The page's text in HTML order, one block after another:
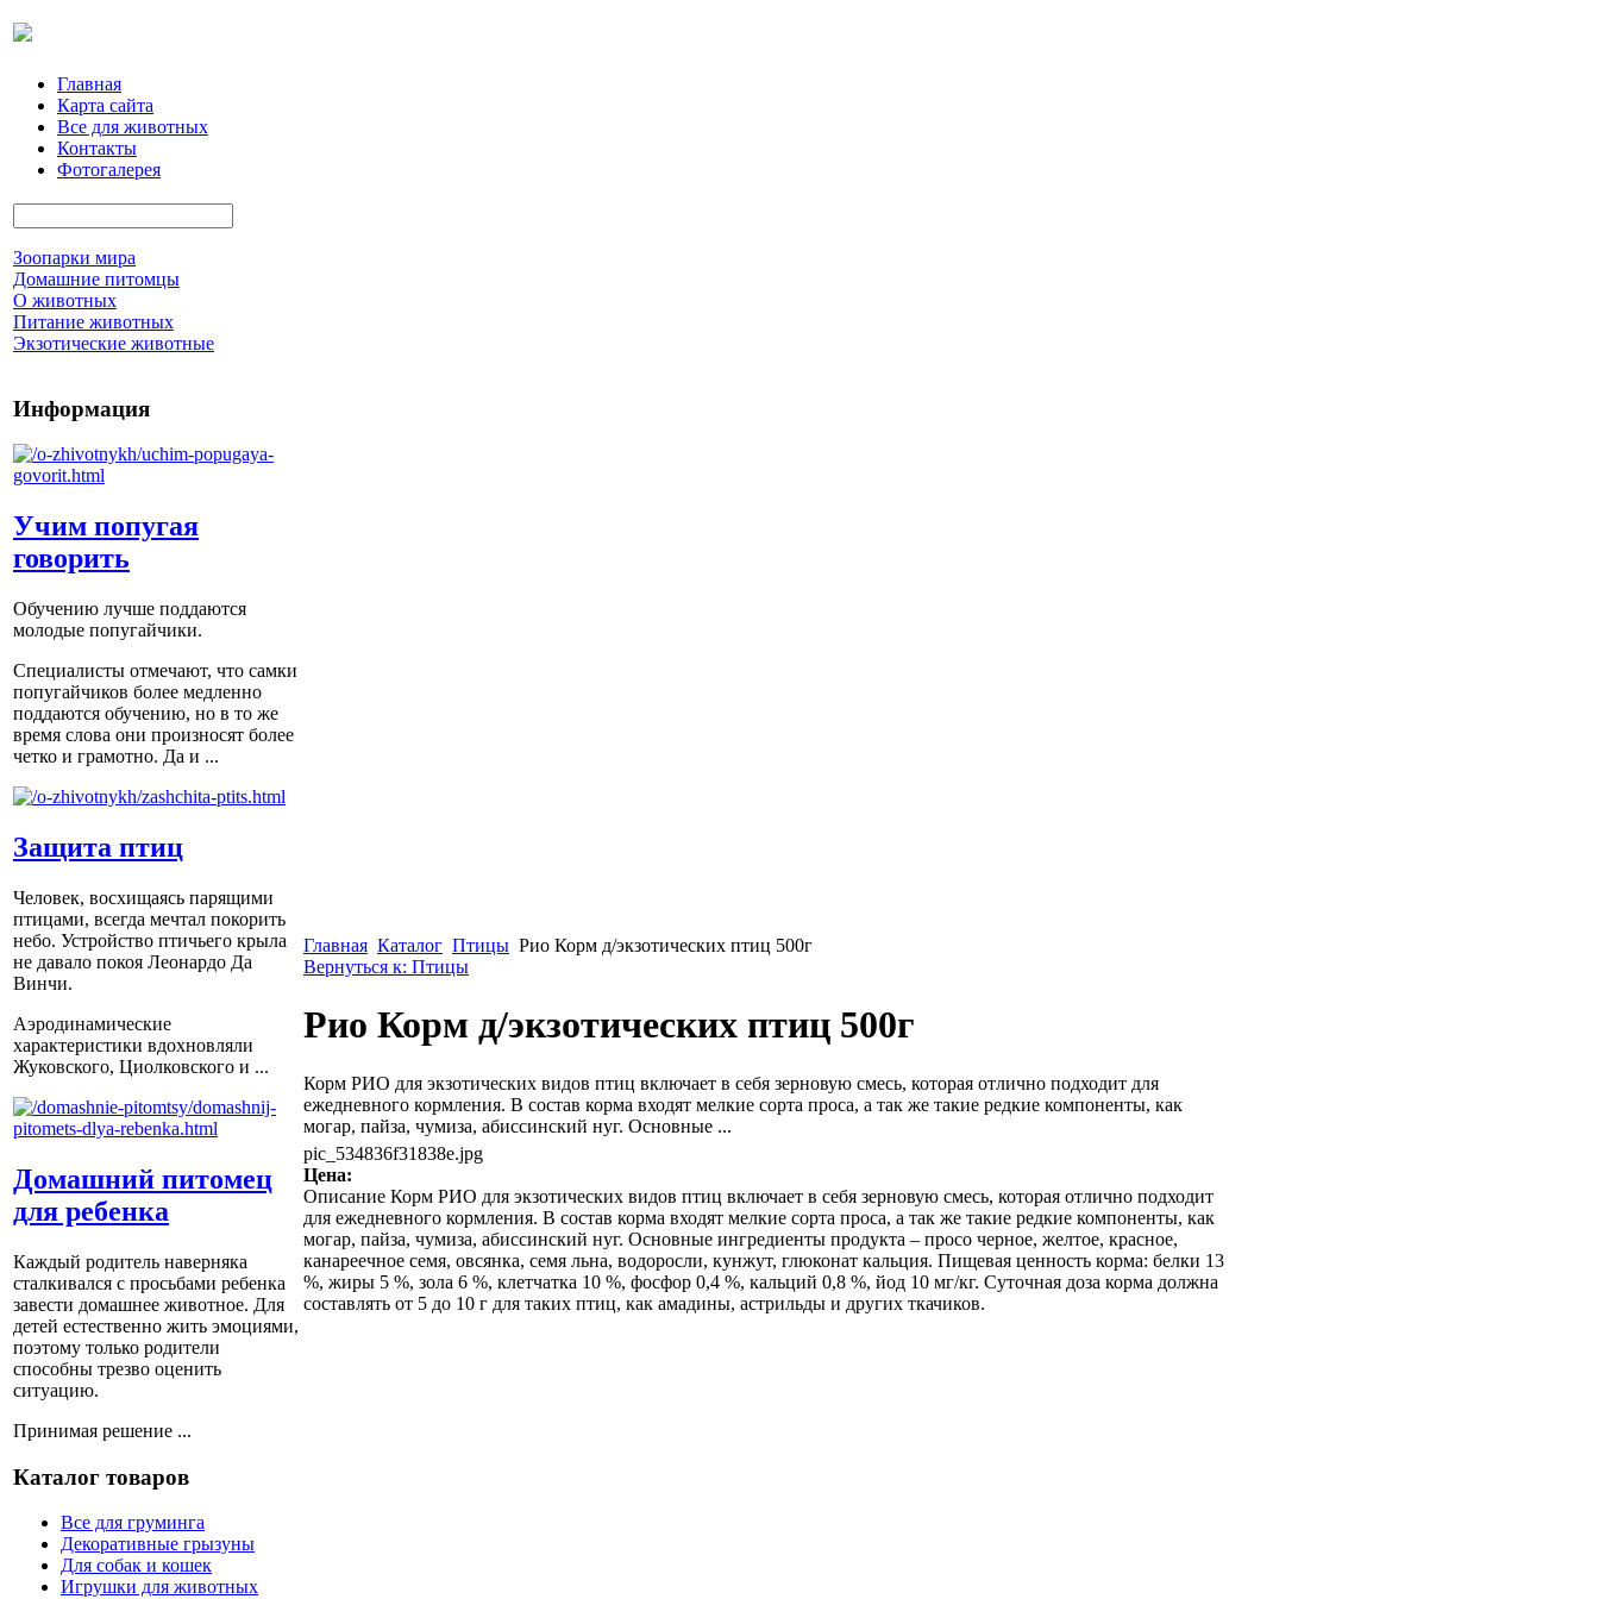
Главная
Карта сайта
Все для животных
Контакты
Фотогалерея
Зоопарки мира
Домашние питомцы
О животных
Питание животных
Экзотические животные
Информация
Учим попугая
говорить
Обучению лучше поддаются
молодые попугайчики.
Специалисты отмечают, что самки
попугайчиков более медленно
поддаются обучению, но в то же
время слова они произносят более
четко и грамотно. Да и ...
Защита птиц
Человек, восхищаясь парящими
птицами, всегда мечтал покорить
небо. Устройство птичьего крыла
не давало покоя Леонардо Да
Винчи.
Аэродинамические
характеристики вдохновляли
Жуковского, Циолковского и ...
Домашний питомец
для ребенка
Каждый родитель наверняка
сталкивался с просьбами ребенка
завести домашнее животное. Для
детей естественно жить эмоциями,
поэтому только родители
способны трезво оценить
ситуацию.
Принимая решение ...
Каталог товаров
Все для груминга
Декоративные грызуны
Для собак и кошек
Игрушки для животных
Главная Каталог Птицы Рио Корм д/экзотических птиц 500г
Вернуться к: Птицы
Рио Корм д/экзотических птиц 500г
Корм РИО для экзотических видов птиц включает в себя зерновую смесь, которая отлично подходит для
ежедневного кормления. В состав корма входят мелкие сорта проса, а так же такие редкие компоненты, как
могар, пайза, чумиза, абиссинский нуг. Основные ...
pic_534836f31838e.jpg
Цена:
Описание Корм РИО для экзотических видов птиц включает в себя зерновую смесь, которая отлично подходит
для ежедневного кормления. В состав корма входят мелкие сорта проса, а так же такие редкие компоненты, как
могар, пайза, чумиза, абиссинский нуг. Основные ингредиенты продукта – просо черное, желтое, красное,
канареечное семя, овсянка, семя льна, водоросли, кунжут, глюконат кальция. Пищевая ценность корма: белки 13
%, жиры 5 %, зола 6 %, клетчатка 10 %, фосфор 0,4 %, кальций 0,8 %, йод 10 мг/кг. Суточная доза корма должна
составлять от 5 до 10 г для таких птиц, как амадины, астрильды и других ткачиков.